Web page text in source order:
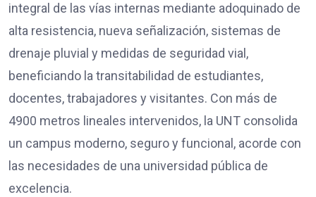
integral de las vías internas mediante adoquinado de
alta resistencia, nueva señalización, sistemas de
drenaje pluvial y medidas de seguridad vial,
beneficiando la transitabilidad de estudiantes,
docentes, trabajadores y visitantes. Con más de
4900 metros lineales intervenidos, la UNT consolida
un campus moderno, seguro y funcional, acorde con
las necesidades de una universidad pública de
excelencia.